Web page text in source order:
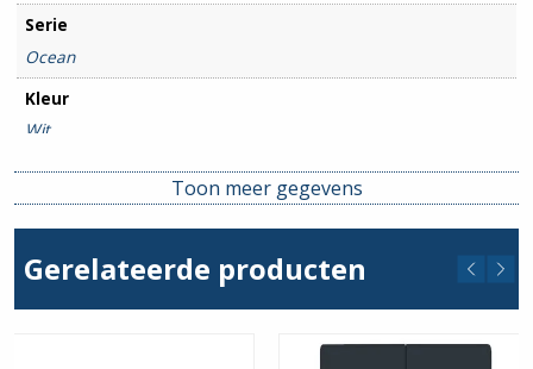
Serie
Ocean
Kleur
Wit
Type / Soort
Bedieningselement,Wandcontactdoos
IP44
Montagewijze
Toon meer gegevens
Gerelateerde producten